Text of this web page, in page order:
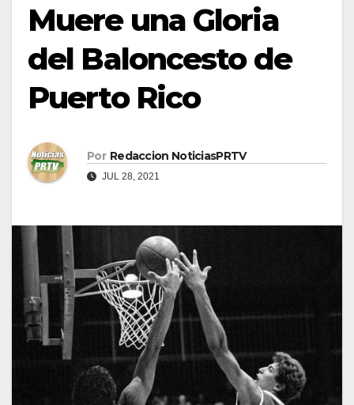
Muere una Gloria
del Baloncesto de
Puerto Rico
Por Redaccion NoticiasPRTV
JUL 28, 2021